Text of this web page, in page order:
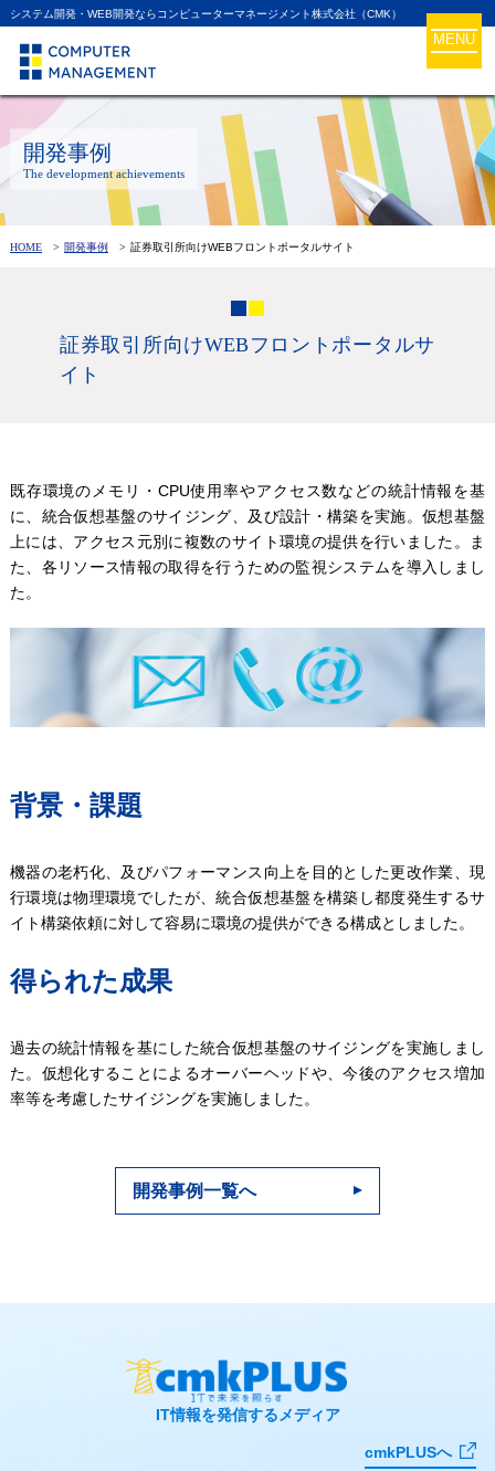
システム開発・WEB開発ならコンピューターマネージメント株式会社（CMK）
MENU
開発事例
The development achievements
HOME 開発事例 証券取引所向けWEBフロントポータルサイト
証券取引所向けWEBフロントポータルサ
イト
既存環境のメモリ・CPU使用率やアクセス数などの統計情報を基
に、統合仮想基盤のサイジング、及び設計・構築を実施。仮想基盤
上には、アクセス元別に複数のサイト環境の提供を行いました。ま
た、各リソース情報の取得を行うための監視システムを導入しまし
た。
背景・課題
機器の老朽化、及びパフォーマンス向上を目的とした更改作業、現
行環境は物理環境でしたが、統合仮想基盤を構築し都度発生するサ
イト構築依頼に対して容易に環境の提供ができる構成としました。
得られた成果
過去の統計情報を基にした統合仮想基盤のサイジングを実施しまし
た。仮想化することによるオーバーヘッドや、今後のアクセス増加
率等を考慮したサイジングを実施しました。
開発事例一覧へ
IT情報を発信するメディア
cmkPLUSへ